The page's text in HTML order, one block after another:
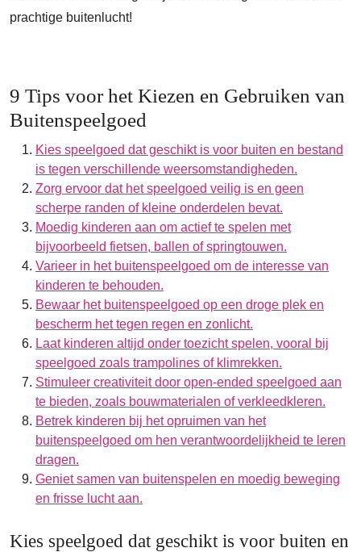
prachtige buitenlucht!
9 Tips voor het Kiezen en Gebruiken van
Buitenspeelgoed
Kies speelgoed dat geschikt is voor buiten en bestand
is tegen verschillende weersomstandigheden.
Zorg ervoor dat het speelgoed veilig is en geen
scherpe randen of kleine onderdelen bevat.
Moedig kinderen aan om actief te spelen met
bijvoorbeeld fietsen, ballen of springtouwen.
Varieer in het buitenspeelgoed om de interesse van
kinderen te behouden.
Bewaar het buitenspeelgoed op een droge plek en
bescherm het tegen regen en zonlicht.
Laat kinderen altijd onder toezicht spelen, vooral bij
speelgoed zoals trampolines of klimrekken.
Stimuleer creativiteit door open-ended speelgoed aan
te bieden, zoals bouwmaterialen of verkleedkleren.
Betrek kinderen bij het opruimen van het
buitenspeelgoed om hen verantwoordelijkheid te leren
dragen.
Geniet samen van buitenspelen en moedig beweging
en frisse lucht aan.
Kies speelgoed dat geschikt is voor buiten en